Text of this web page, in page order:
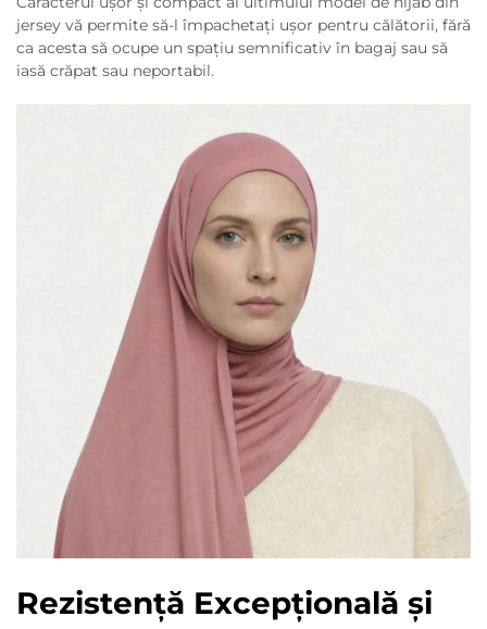
jersey vă permite să-l împachetați ușor pentru călătorii, fără
ca acesta să ocupe un spațiu semnificativ în bagaj sau să
iasă crăpat sau neportabil.
Rezistență Excepțională și